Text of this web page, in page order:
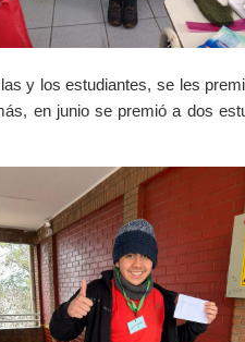
y los estudiantes, se les
en junio se premió a dos